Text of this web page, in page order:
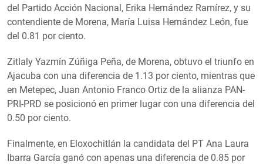
del Partido Acción Nacional, Erika Hernández Ramírez, y su
contendiente de Morena, María Luisa Hernández León, fue
del 0.81 por ciento.
Zitlaly Yazmín Zúñiga Peña, de Morena, obtuvo el triunfo en
Ajacuba con una diferencia de 1.13 por ciento, mientras que
en Metepec, Juan Antonio Franco Ortiz de la alianza PAN-
PRI-PRD se posicionó en primer lugar con una diferencia del
0.50 por ciento.
Finalmente, en Eloxochitlán la candidata del PT Ana Laura
Ibarra García ganó con apenas una diferencia de 0.85 por